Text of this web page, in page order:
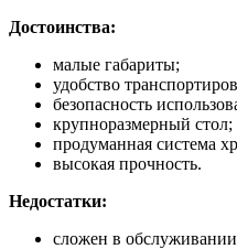
Достоинства:
малые габариты;
удобство
безопасность
крупноразмерный стол;
продуманная система
высокая прочность.
Недостатки:
сложен в